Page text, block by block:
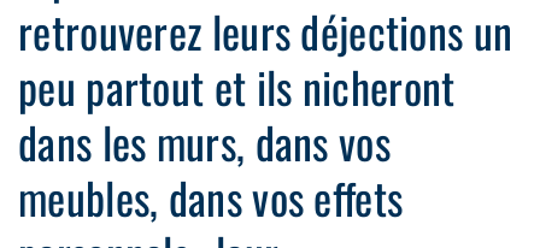
retrouverez leurs déjections un
peu partout et ils nicheront
dans les murs, dans vos
meubles, dans vos effets